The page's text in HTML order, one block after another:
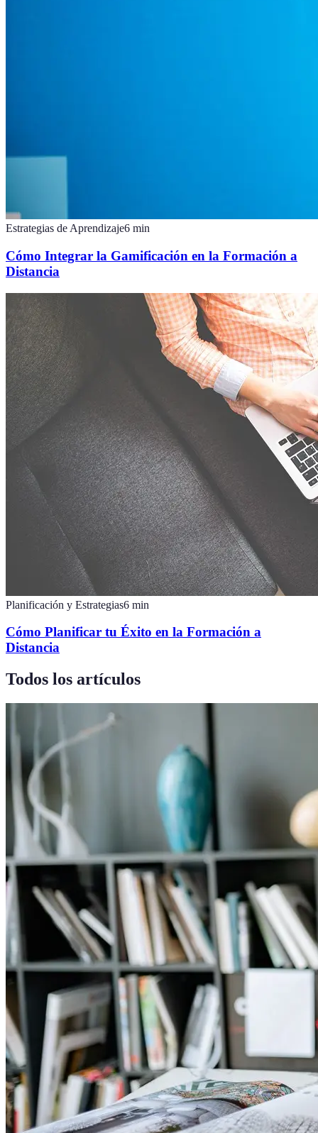
Estrategias de Aprendizaje6 min
Cómo Integrar la Gamificación en la Formación a
Distancia
Planificación y Estrategias6 min
Cómo Planificar tu Éxito en la Formación a
Distancia
Todos los artículos